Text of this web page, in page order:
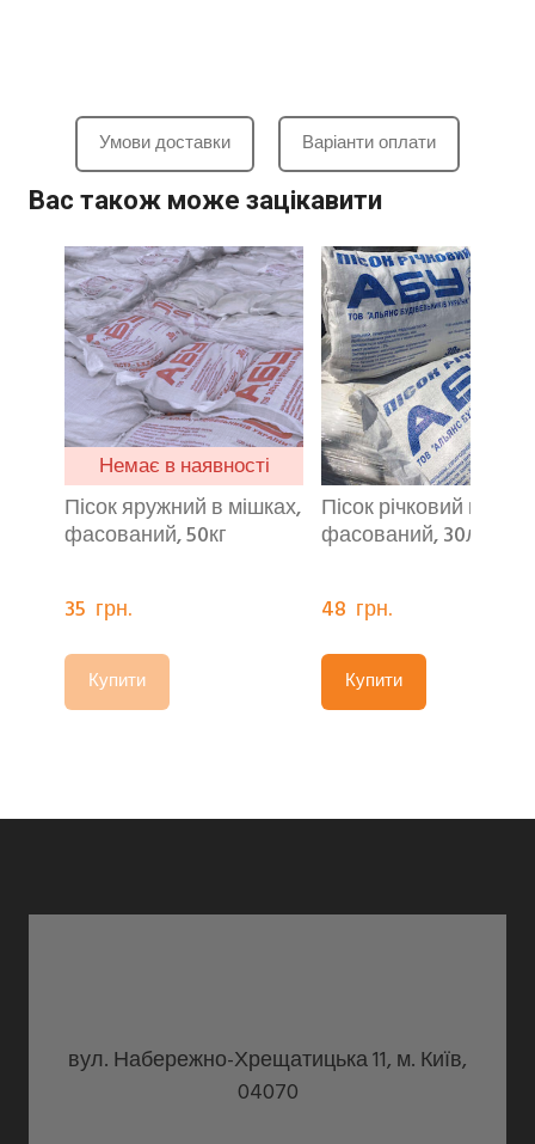
Умови доставки Варіанти оплати
Вас також може зацікавити
Немає в наявності
Пісок яружний в мішках,
фасований, 50кг
35  грн.
Купити
Пісок річковий в
фасований, 30л
48  грн.
Купити
вул. Набережно-Хрещатицька 11, м. Київ,
04070